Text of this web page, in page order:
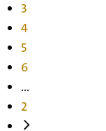
3
4
5
6
...
2